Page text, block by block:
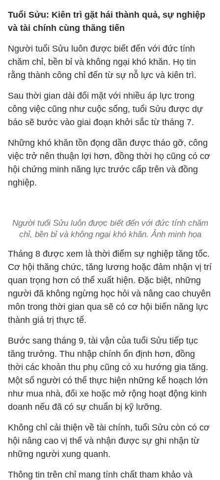
Tuổi Sửu: Kiên trì gặt hái thành quả, sự nghiệp
và tài chính cùng thăng tiến
Người tuổi Sửu luôn được biết đến với đức tính
chăm chỉ, bền bỉ và không ngại khó khăn. Họ tin
rằng thành công chỉ đến từ sự nỗ lực và kiên trì.
Sau thời gian dài đối mặt với nhiều áp lực trong
công việc cũng như cuộc sống, tuổi Sửu được dự
báo sẽ bước vào giai đoạn khởi sắc từ tháng 7.
Những khó khăn tồn đọng dần được tháo gỡ, công
việc trở nên thuận lợi hơn, đồng thời họ cũng có cơ
hội chứng minh năng lực trước cấp trên và đồng
nghiệp.
Người tuổi Sửu luôn được biết đến với đức tính chăm
chỉ, bền bỉ và không ngại khó khăn. Ảnh minh họa
Tháng 8 được xem là thời điểm sự nghiệp tăng tốc.
Cơ hội thăng chức, tăng lương hoặc đảm nhận vị trí
quan trọng hơn có thể xuất hiện. Đặc biệt, những
người đã không ngừng học hỏi và nâng cao chuyên
môn trong thời gian qua sẽ có cơ hội biến năng lực
thành giá trị thực tế.
Bước sang tháng 9, tài vận của tuổi Sửu tiếp tục
tăng trưởng. Thu nhập chính ổn định hơn, đồng
thời các khoản thu phụ cũng có xu hướng gia tăng.
Một số người có thể thực hiện những kế hoạch lớn
như mua nhà, đổi xe hoặc mở rộng hoạt động kinh
doanh nếu đã có sự chuẩn bị kỹ lưỡng.
Không chỉ cải thiện về tài chính, tuổi Sửu còn có cơ
hội nâng cao vị thế và nhận được sự ghi nhận từ
những người xung quanh.
Thông tin trên chỉ mang tính chất tham khảo và